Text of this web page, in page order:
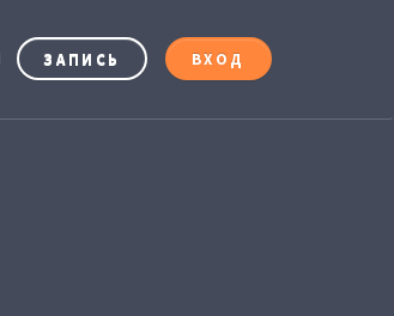
ЗАПИСЬ ВХОД